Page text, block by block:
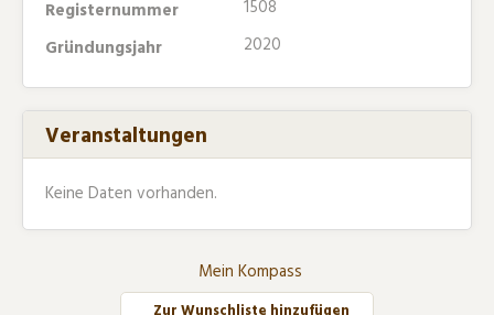
Registernummer
1508
Gründungsjahr
2020
Veranstaltungen
Keine Daten vorhanden.
Mein Kompass
Zur Wunschliste hinzufügen